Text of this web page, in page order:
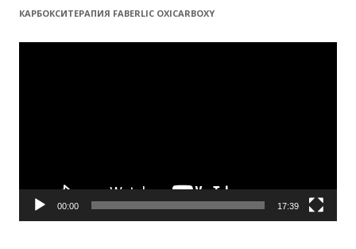
КАРБОКСИТЕРАПИЯ FABERLIC OXICARBOXY
Видеоплеер
00:00 17:39